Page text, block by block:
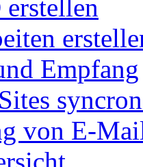
Empfang
von E-